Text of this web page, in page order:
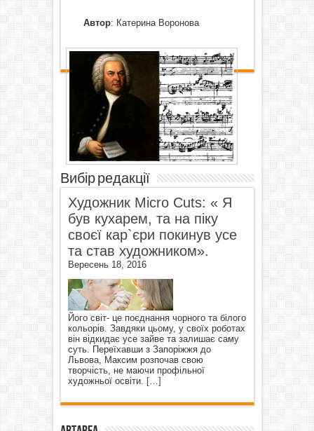
Автор: Катерина Воронова
Вибір редакції
Художник Micro Cuts: « Я
був кухарем, та на піку
своєї кар`єри покинув усе
та став художником».
Вересень 18, 2016
Його світ- це поєднання чорного та білого
кольорів. Завдяки цьому, у своїх роботах
він відкидає усе зайве та залишає саму
суть. Переїхавши з Запоріжжя до
Львова, Максим розпочав свою
творчість, не маючи профільної
художньої освіти. […]